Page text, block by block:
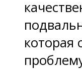
которая